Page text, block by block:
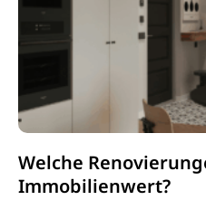
Welche
Immobilienwert?